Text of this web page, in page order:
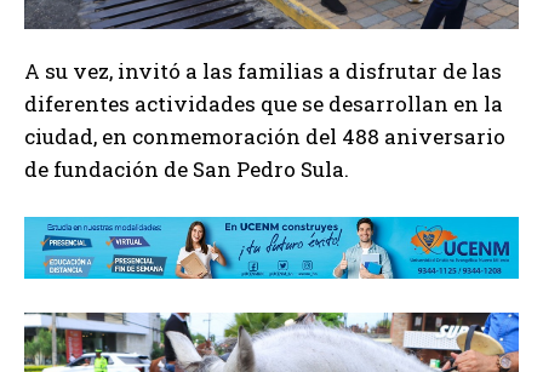
A su vez, invitó a las familias a disfrutar de las
diferentes actividades que se desarrollan en la
ciudad, en conmemoración del 488 aniversario
de fundación de San Pedro Sula.